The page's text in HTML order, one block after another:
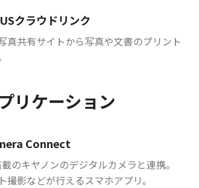
クラウドリンク
真共有サイトから写真や文書のプリント
リケーション
Connect
のキヤノンのデジタルカメラと連携。
撮影などが行えるスマホアプリ。